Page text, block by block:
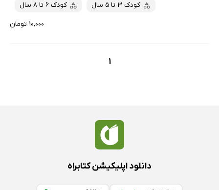
کودک 3 تا 5 سال کودک 6 تا 8 سال
۱۰,۰۰۰ تومان
1
دانلود اپلیکیشن کتابراه